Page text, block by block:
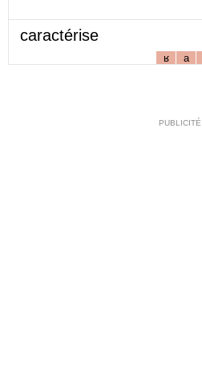
caractérise
ʁ a
PUBLICITÉ